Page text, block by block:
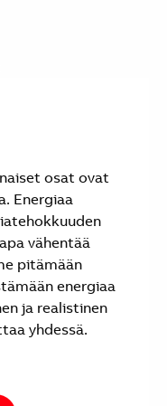
osat ovat
Energiaa
vähentää
pitämään
energiaa
ja realistinen
yhdessä.